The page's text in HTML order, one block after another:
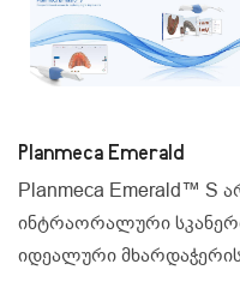
Planmeca Emerald
Planmeca Emerald™ S
ინტრაორალური
იდეალური